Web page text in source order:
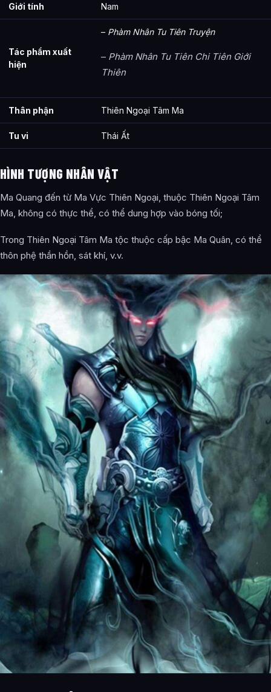
Giới tính Nam
Tác phẩm xuất
hiện
– Phàm Nhân Tu Tiên Truyện
– Phàm Nhân Tu Tiên Chi Tiên Giới
Thiên
Thân phận Thiên Ngoại Tâm Ma
Tu vi Thái Ất
HÌNH TƯỢNG NHÂN VẬT
Ma Quang đến từ Ma Vực Thiên Ngoại, thuộc Thiên Ngoại Tâm
Ma, không có thực thể, có thể dung hợp vào bóng tối;
Trong Thiên Ngoại Tâm Ma tộc thuộc cấp bậc Ma Quân, có thể
thôn phệ thần hồn, sát khí, v.v.